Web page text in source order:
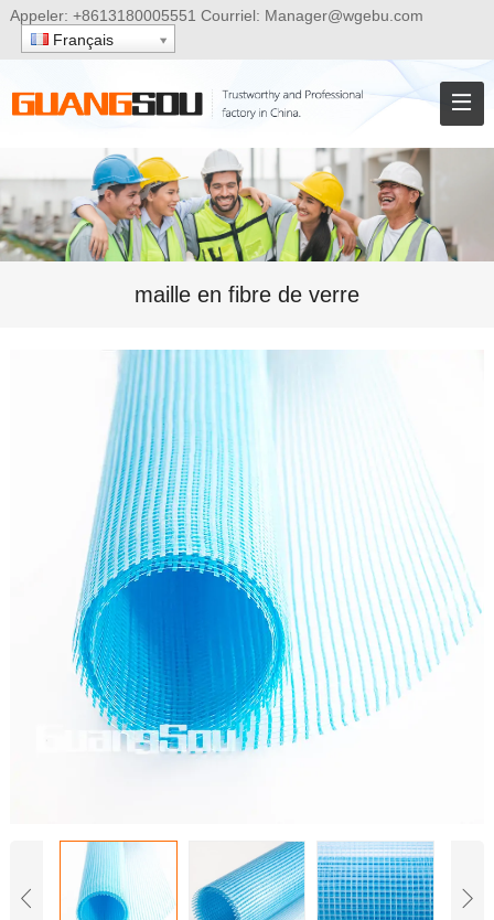
Appeler: +8613180005551 Courriel: Manager@wgebu.com
Français
maille en fibre de verre